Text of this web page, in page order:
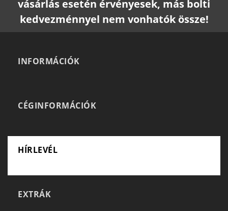
vásárlás esetén érvényesek, más bolti
kedvezménnyel nem vonhatók össze!
INFORMÁCIÓK
CÉGINFORMÁCIÓK
HÍRLEVÉL
EXTRÁK